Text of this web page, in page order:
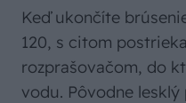
Keď ukončíte
120, s citom
rozprašovačom, do
vodu. Pôvodne